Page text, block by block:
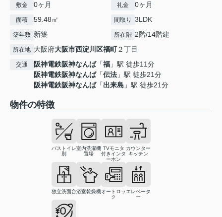
敷金 0ヶ月 礼金 0ヶ月
面積 59.48㎡ 間取り 3LDK
築年数 新築 所在階 2階/14階建
所在地 大阪府大阪市西淀川区福町２丁目
交通 阪神電鉄阪神なんば「福 」駅 徒歩11分
阪神電鉄阪神なんば「伝法 」駅 徒歩21分
阪神電鉄阪神なんば「出来島 」駅 徒歩21分
物件の特徴
バストイレ
別
室内洗濯機
置場
TVモニタ
付きインタ
ーホン
カウンター
キッチン
独立洗面台浴室乾燥機オートロッ
ク
エレベータ
ー